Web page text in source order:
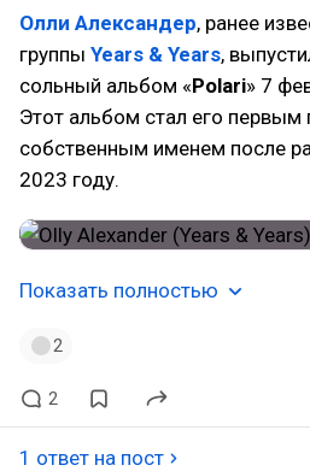
Олли Александер, ранее
группы Years & Years,
сольный альбом «Polari» 7
Этот альбом стал его первым
собственным именем после
2023 году.
Показать полностью
2
2
1 ответ на пост